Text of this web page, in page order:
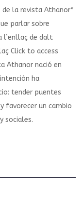
de la revista Athanor*
parlar sobre
l’enllaç de dalt
Click to access
Athanor nació en
ha
tender puentes
favorecer un cambio
sociales.